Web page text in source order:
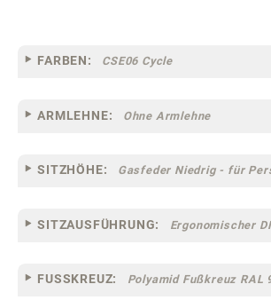
FARBEN: CSE06 Cycle
ARMLEHNE: Ohne Armlehne
SITZHÖHE:
SITZAUSFÜHRUNG:
FUSSKREUZ: